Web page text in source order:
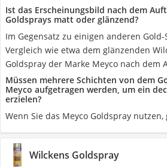
Ist das Erscheinungsbild nach dem
Goldsprays matt oder glänzend?
Im Gegensatz zu einigen anderen
Vergleich wie etwa dem glänzenden
Goldspray der Marke Meyco nach dem
Müssen mehrere Schichten von dem
Meyco aufgetragen werden, um ein
erzielen?
Wenn Sie das Meyco Goldspray
Wilckens Goldspray